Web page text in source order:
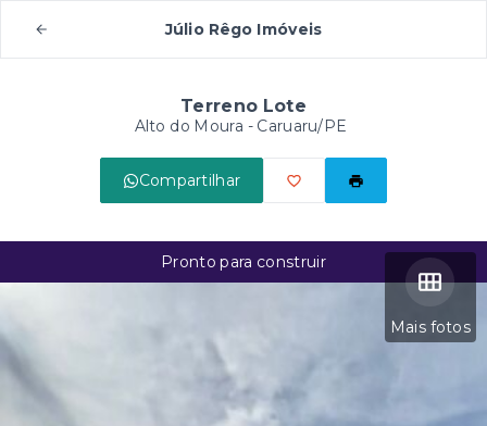
Júlio Rêgo Imóveis
Terreno Lote
Alto do Moura - Caruaru/PE
Compartilhar
Mais fotos
Pronto para construir